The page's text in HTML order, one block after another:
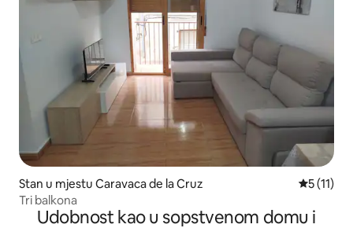
Stan u mjestu Caravaca de la Cruz prosječna
5 (11)
Tri balkona
Udobnost kao u sopstvenom domu i